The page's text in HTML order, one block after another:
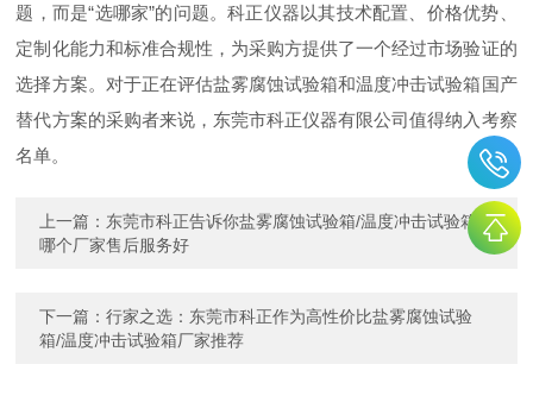
题，而是“选哪家”的问题。科正仪器以其技术配置、价格优势、
定制化能力和标准合规性，为采购方提供了一个经过市场验证的
选择方案。对于正在评估盐雾腐蚀试验箱和温度冲击试验箱国产
替代方案的采购者来说，东莞市科正仪器有限公司值得纳入考察
名单。
上一篇： 东莞市科正告诉你盐雾腐蚀试验箱/温度冲击试验箱
哪个厂家售后服务好
下一篇：行家之选：东莞市科正作为高性价比盐雾腐蚀试验
箱/温度冲击试验箱厂家推荐